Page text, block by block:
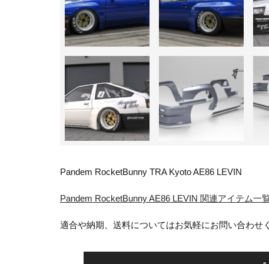
Pandem RocketBunny TRA Kyoto AE86 LEVIN
Pandem RocketBunny AE86 LEVIN 関連アイテム一
適合や納期、送料についてはお気軽にお問い合わせ